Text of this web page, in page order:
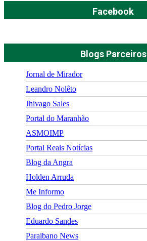
Facebook
Blogs Parceiros
Jornal de Mirador
Leandro Nolêto
Jhivago Sales
Portal do Maranhão
ASMOIMP
Portal Reais Notí­cias
Blog da Angra
Holden Arruda
Me Informo
Blog do Pedro Jorge
Eduardo Sandes
Paraibano News